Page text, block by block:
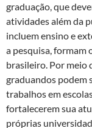
graduação, que
atividades além da
incluem ensino e
a pesquisa,
brasileiro. Por meio
graduandos podem
trabalhos em
fortalecerem sua
próprias